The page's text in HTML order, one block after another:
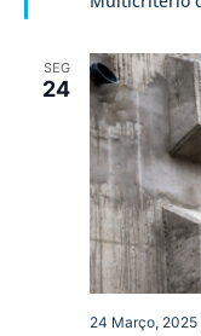
SEG
24
24 Março,